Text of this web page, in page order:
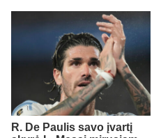
R. De Paulis savo įvartį